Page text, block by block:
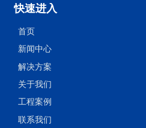
首页
新闻中心
解决方案
关于我们
工程案例
联系我们
快速进入